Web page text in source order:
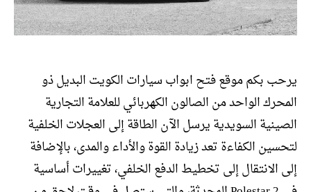
يرحب بكم موقع فتح ابواب سيارات الكويت البديل ذو
المحرك الواحد من الصالون الكهربائي للعلامة التجارية
الصينية السويدية يرسل الآن الطاقة إلى العجلات الخلفية
لتحسين الكفاءة تعد زيادة القوة والأداء والمدى، بالإضافة
إلى الانتقال إلى تخطيط الدفع الخلفي، تغييرات أساسية